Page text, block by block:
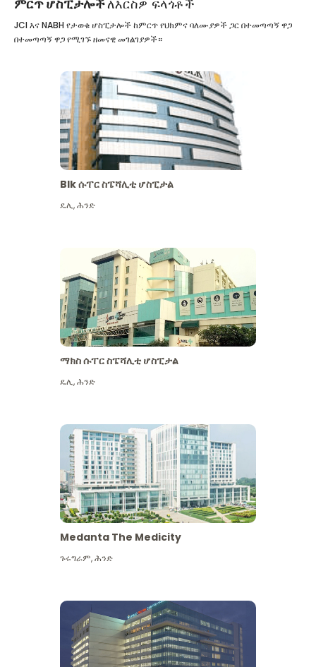
ምርጥ ሆስፒታሎችለእርስዎ ፍላጎቶች
JCI እና NABH የታወቁ ሆስፒታሎች ከምርጥ የህክምና ባለሙያዎች ጋር በተመጣጣኝ ዋጋ
በተመጣጣኝ ዋጋ የሚገኙ ዘመናዊ መገልገያዎች።
Blk ሱፐር ስፔሻሊቲ ሆስፒታል
ዴሊ,ሕንድ
ማክስ ሱፐር ስፔሻሊቲ ሆስፒታል
ዴሊ,ሕንድ
Medanta The Medicity
ጉሩግራም,ሕንድ